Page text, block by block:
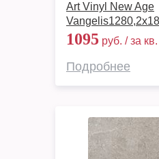
Art Vinyl New Age
1095 руб. / за
Подробнее